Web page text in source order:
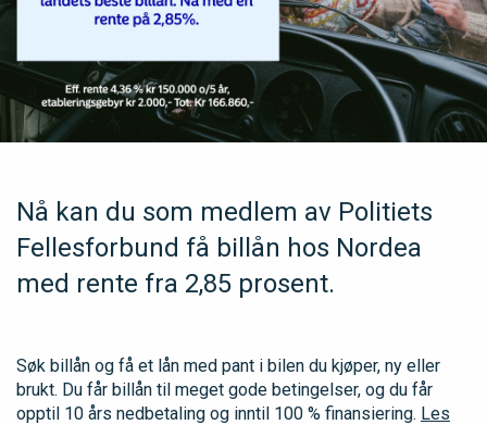
Nå kan du som medlem av Politiets
Fellesforbund få billån hos Nordea
med rente fra 2,85 prosent.
Søk billån og få et lån med pant i bilen du kjøper, ny eller
brukt. Du får billån til meget gode betingelser, og du får
opptil 10 års nedbetaling og inntil 100 % finansiering. Les